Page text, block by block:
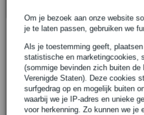
Om je bezoek aan onze website
je te laten passen, gebruiken we
Als je toestemming geeft,
statistische en marketingcookies,
(sommige bevinden zich buiten de
Verenigde Staten). Deze cookies
surfgedrag op en mogelijk buiten
waarbij we je IP-adres en unieke
voor herkenning. Zo kunnen we je
Bestel voor 23:00 = over circa
30 dagen 'niet goed geld terug'
3 jaar Bax Music garantie